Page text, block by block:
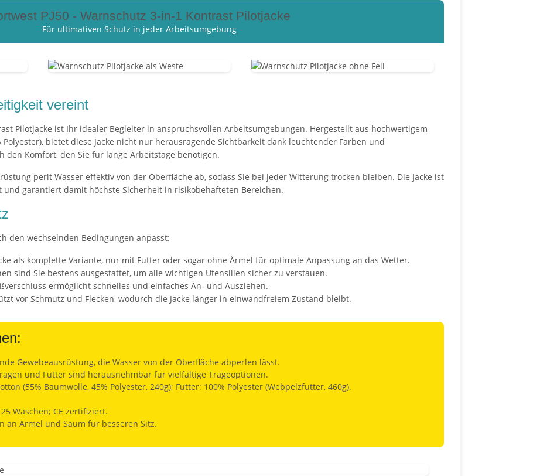
PJ50 - Warnschutz 3-in-1 Kontrast Pilotjacke
Für ultimativen Schutz in jeder Arbeitsumgebung
vereint
Pilotjacke ist Ihr idealer Begleiter in anspruchsvollen Arbeitsumgebungen. Hergestellt aus hochwertigem
Polyester), bietet diese Jacke nicht nur herausragende Sichtbarkeit dank leuchtender Farben und
Komfort, den Sie für lange Arbeitstage benötigen.
perlt Wasser effektiv von der Oberfläche ab, sodass Sie bei jeder Witterung trocken bleiben. Die Jacke ist
und garantiert damit höchste Sicherheit in risikobehafteten Bereichen.
den wechselnden Bedingungen anpasst:
als komplette Variante, nur mit Futter oder sogar ohne Ärmel für optimale Anpassung an das Wetter.
sind Sie bestens ausgestattet, um alle wichtigen Utensilien sicher zu verstauen.
ermöglicht schnelles und einfaches An- und Ausziehen.
vor Schmutz und Flecken, wodurch die Jacke länger in einwandfreiem Zustand bleibt.
Gewebeausrüstung, die Wasser von der Oberfläche abperlen lässt.
und Futter sind herausnehmbar für vielfältige Trageoptionen.
(55% Baumwolle, 45% Polyester, 240g); Futter: 100% Polyester (Webpelzfutter, 460g).
Wäschen; CE zertifiziert.
an Ärmel und Saum für besseren Sitz.